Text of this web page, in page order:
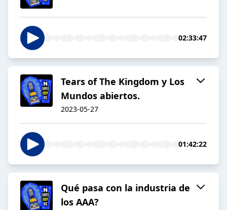
02:33:47
Tears of The Kingdom y Los
Mundos abiertos.
2023-05-27
01:42:22
Qué pasa con la industria de
los AAA?